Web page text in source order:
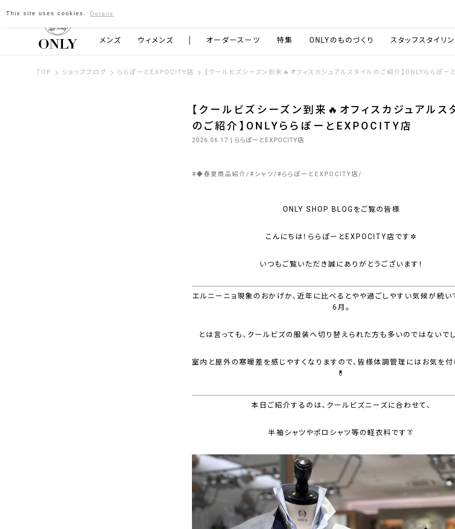
京都発のスーツブランド ONLY
メンズ ウィメンズ オーダースーツ 特集 ONLYのものづくり スタッフスタイリ
TOP ショップブログ ららぽーとEXPOCITY店 【クールビズシーズン到来🔥オフィスカジュアルスタイルのご紹介】ONLYららぽ
【クールビズシーズン到来🔥オフィスカジュアルス
のご紹介】ONLYららぽーとEXPOCITY店
2026.06.17 | ららぽーとEXPOCITY店
#◆春夏商品紹介 #シャツ #ららぽーとEXPOCITY店
ONLY SHOP BLOGをご覧の皆様
こんにちは！ららぽーとEXPOCITY店です✲
いつもご覧いただき誠にありがとうございます！
エルニーニョ現象のおかげか、近年に比べるとやや過ごしやすい気候が続い
6月。
とは言っても、クールビズの服装へ切り替えられた方も多いのではないで
室内と屋外の寒暖差を感じやすくなりますので、皆様体調管理にはお気を付
💊
本日ご紹介するのは、クールビズニーズに合わせて、
半袖シャツやポロシャツ等の軽衣料です👔
This site uses cookies. Details